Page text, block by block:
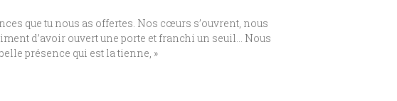
que tu nous as offertes. Nos cœurs s’ouvrent, nous
d’avoir ouvert une porte et franchi un seuil… Nous
présence qui est la tienne, »